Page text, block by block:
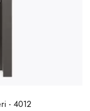
- 4012